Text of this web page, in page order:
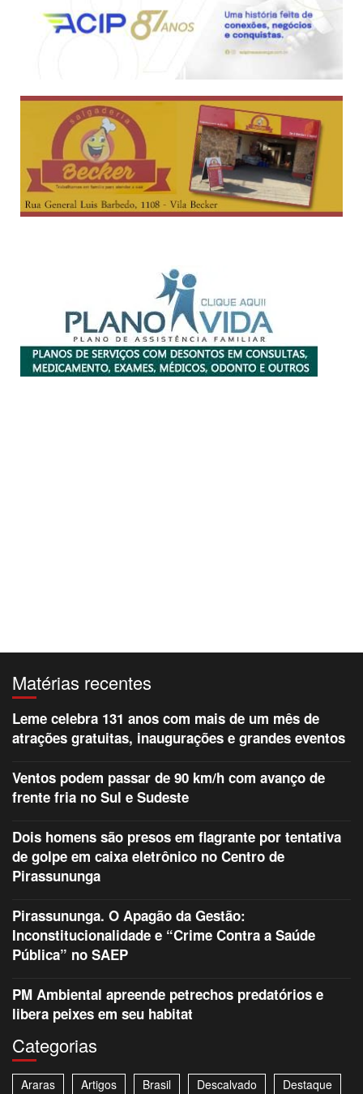
Matérias recentes
Leme celebra 131 anos com mais de um mês de
atrações gratuitas, inaugurações e grandes eventos
Ventos podem passar de 90 km/h com avanço de
frente fria no Sul e Sudeste
Dois homens são presos em flagrante por tentativa
de golpe em caixa eletrônico no Centro de
Pirassununga
Pirassununga. O Apagão da Gestão:
Inconstitucionalidade e “Crime Contra a Saúde
Pública” no SAEP
PM Ambiental apreende petrechos predatórios e
libera peixes em seu habitat
Categorias
Araras Artigos Brasil Descalvado Destaque